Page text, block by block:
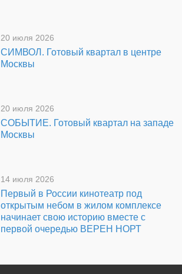
20 июля 2026
СИМВОЛ. Готовый квартал в центре
Москвы
20 июля 2026
СОБЫТИЕ. Готовый квартал на западе
Москвы
14 июля 2026
Первый в России кинотеатр под
открытым небом в жилом комплексе
начинает свою историю вместе с
первой очередью ВЕРЕН НОРТ